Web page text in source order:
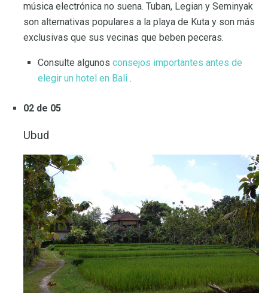
música electrónica no suena. Tuban, Legian y Seminyak
son alternativas populares a la playa de Kuta y son más
exclusivas que sus vecinas que beben peceras.
Consulte algunos consejos importantes antes de
elegir un hotel en Bali .
02 de 05
Ubud